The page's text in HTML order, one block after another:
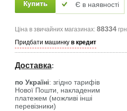
Є в наявності
Ціна в звичайних магазинах: 88334 грн
Придбати машинку в кредит
Доставка:
по Україні: згідно тарифів
Нової Пошти, накладеним
платежем (можливі інші
перевізники)